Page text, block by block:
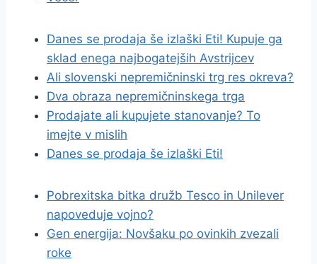
Danes se prodaja še izlaški Eti! Kupuje ga
sklad enega najbogatejših Avstrijcev
Ali slovenski nepremičninski trg res okreva?
Dva obraza nepremičninskega trga
Prodajate ali kupujete stanovanje? To
imejte v mislih
Danes se prodaja še izlaški Eti!
Pobrexitska bitka družb Tesco in Unilever
napoveduje vojno?
Gen energija: Novšaku po ovinkih zvezali
roke